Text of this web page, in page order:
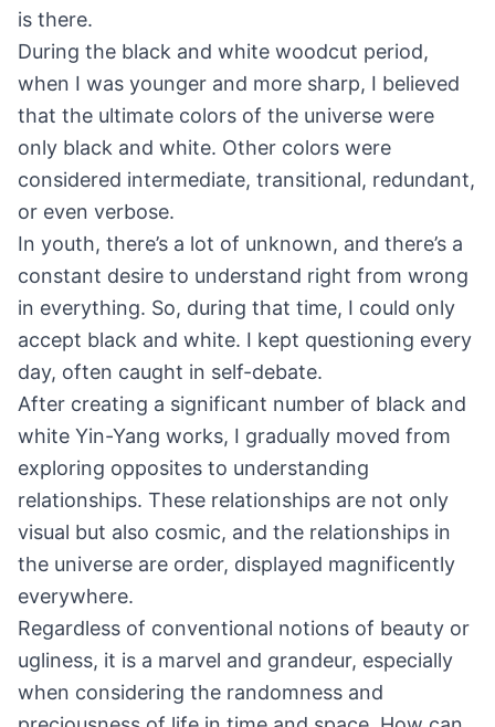
is there.
During the black and white woodcut period,
when I was younger and more sharp, I believed
that the ultimate colors of the universe were
only black and white. Other colors were
considered intermediate, transitional, redundant,
or even verbose.
In youth, there’s a lot of unknown, and there’s a
constant desire to understand right from wrong
in everything. So, during that time, I could only
accept black and white. I kept questioning every
day, often caught in self-debate.
After creating a significant number of black and
white Yin-Yang works, I gradually moved from
exploring opposites to understanding
relationships. These relationships are not only
visual but also cosmic, and the relationships in
the universe are order, displayed magnificently
everywhere.
Regardless of conventional notions of beauty or
ugliness, it is a marvel and grandeur, especially
when considering the randomness and